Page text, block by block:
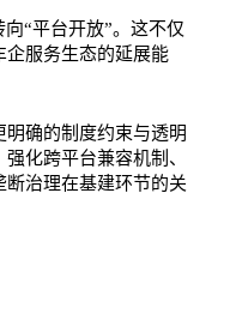
“平台开放”。这不仅
企服务生态的延展能
确的制度约束与透明
化跨平台兼容机制、
治理在基建环节的关